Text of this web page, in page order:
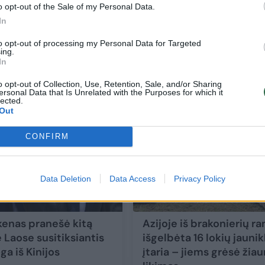
opt-out of the Sale of my Personal Data.
opt-out of processing my Personal Data for Targeted
opt-out of Collection, Use, Retention, Sale, and/or Sharing
Data that Is Unrelated with the Purposes for which it
CONFIRM
Data Deletion Data Access Privacy Policy
puodo“ laimėtojas sulaukė tragiškos
pranešė kitą
Laose susitiksiantis
iš Kinijos
Azijoje iš brakonierių
išgelbėta 16 lokių
įtaria – jiems grėsė